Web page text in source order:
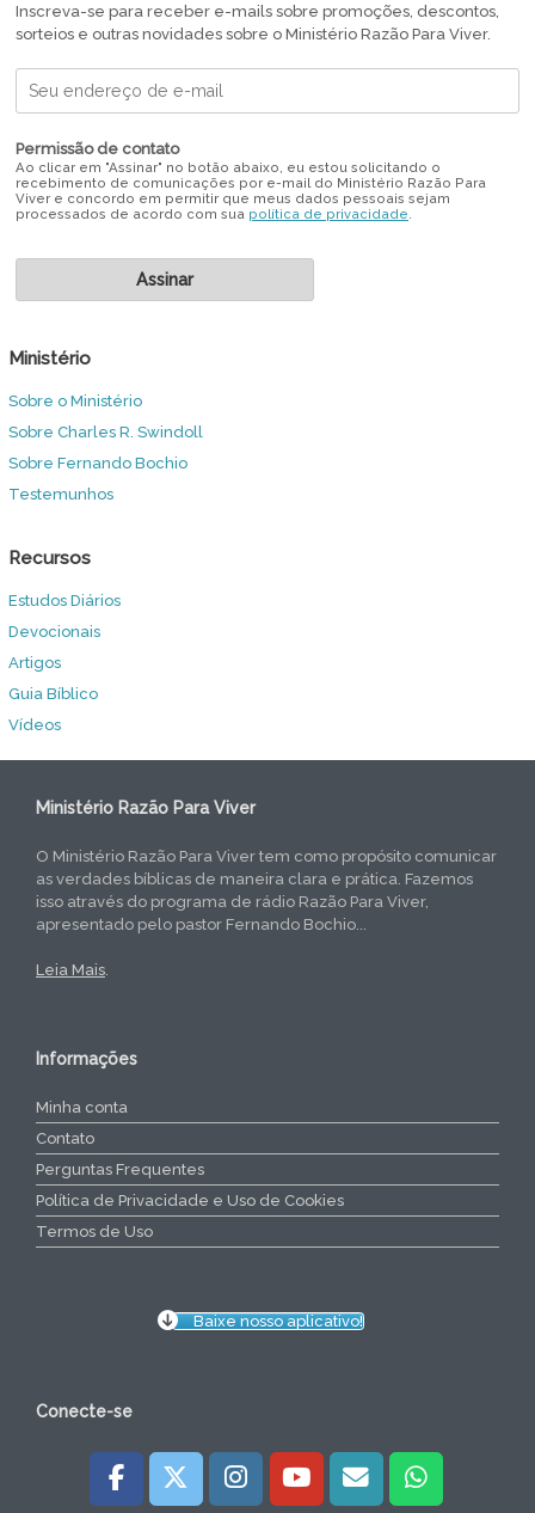
Inscreva-se para receber e-mails sobre promoções, descontos,
sorteios e outras novidades sobre o Ministério Razão Para Viver.
Permissão de contato
Ao clicar em "Assinar" no botão abaixo, eu estou solicitando o
recebimento de comunicações por e-mail do Ministério Razão Para
Viver e concordo em permitir que meus dados pessoais sejam
processados de acordo com sua política de privacidade.
Ministério
Sobre o Ministério
Sobre Charles R. Swindoll
Sobre Fernando Bochio
Testemunhos
Recursos
Estudos Diários
Devocionais
Artigos
Guia Bíblico
Vídeos
Ministério Razão Para Viver
O Ministério Razão Para Viver tem como propósito comunicar
as verdades bíblicas de maneira clara e prática. Fazemos
isso através do programa de rádio Razão Para Viver,
apresentado pelo pastor Fernando Bochio...
Leia Mais.
Informações
Minha conta
Contato
Perguntas Frequentes
Política de Privacidade e Uso de Cookies
Termos de Uso
Baixe nosso aplicativo!
Conecte-se